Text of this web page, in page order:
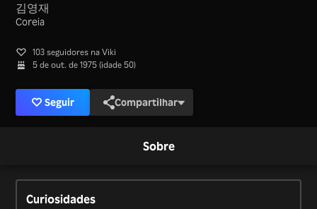
김영재
Coreia
103 seguidores na Viki
5 de out. de 1975 (idade 50)
Seguir Compartilhar
Sobre
Curiosidades